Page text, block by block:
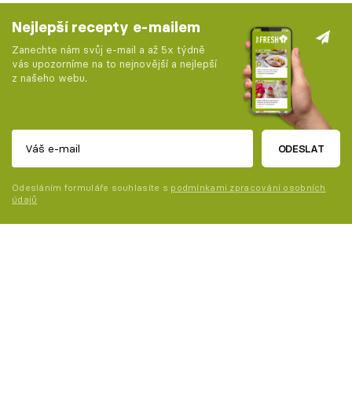
Nejlepší recepty e-mailem
Zanechte nám svůj e-mail a až 5x týdně
vás upozorníme na to nejnovější a nejlepší
z našeho webu.
ODESLAT
Odesláním formuláře souhlasíte s podmínkami zpracování osobních
údajů